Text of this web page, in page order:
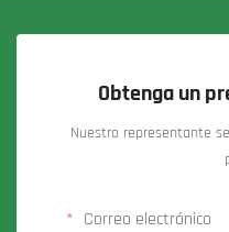
Obtenga un
Nuestro representante
Correo electrónico